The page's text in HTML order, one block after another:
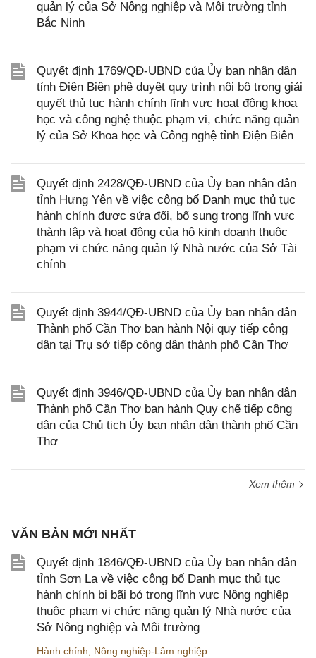
quản lý của Sở Nông nghiệp và Môi trường tỉnh
Bắc Ninh
Quyết định 1769/QĐ-UBND của Ủy ban nhân dân
tỉnh Điện Biên phê duyệt quy trình nội bộ trong giải
quyết thủ tục hành chính lĩnh vực hoạt động khoa
học và công nghệ thuộc phạm vi, chức năng quản
lý của Sở Khoa học và Công nghệ tỉnh Điện Biên
Quyết định 2428/QĐ-UBND của Ủy ban nhân dân
tỉnh Hưng Yên về việc công bố Danh mục thủ tục
hành chính được sửa đổi, bổ sung trong lĩnh vực
thành lập và hoạt động của hộ kinh doanh thuộc
phạm vi chức năng quản lý Nhà nước của Sở Tài
chính
Quyết định 3944/QĐ-UBND của Ủy ban nhân dân
Thành phố Cần Thơ ban hành Nội quy tiếp công
dân tại Trụ sở tiếp công dân thành phố Cần Thơ
Quyết định 3946/QĐ-UBND của Ủy ban nhân dân
Thành phố Cần Thơ ban hành Quy chế tiếp công
dân của Chủ tịch Ủy ban nhân dân thành phố Cần
Thơ
Xem thêm
VĂN BẢN MỚI NHẤT
Quyết định 1846/QĐ-UBND của Ủy ban nhân dân
tỉnh Sơn La về việc công bố Danh mục thủ tục
hành chính bị bãi bỏ trong lĩnh vực Nông nghiệp
thuộc phạm vi chức năng quản lý Nhà nước của
Sở Nông nghiệp và Môi trường
Hành chính Nông nghiệp-Lâm nghiệp